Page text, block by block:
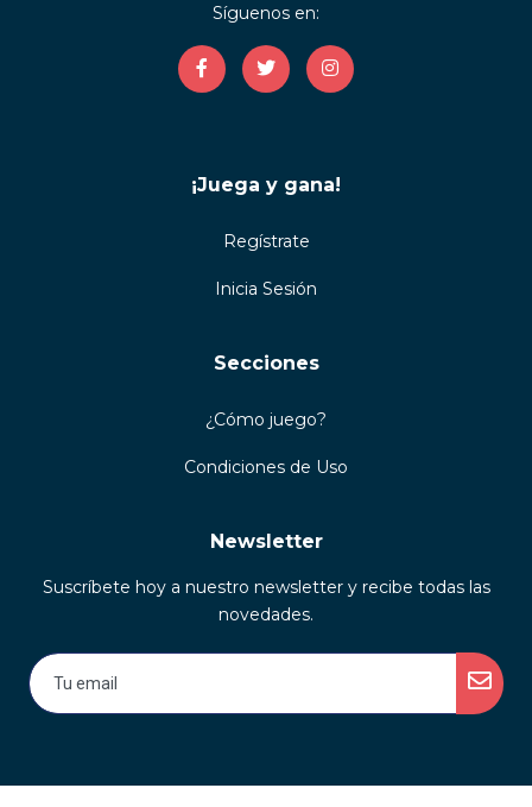
Síguenos en:
¡Juega y gana!
Regístrate
Inicia Sesión
Secciones
¿Cómo juego?
Condiciones de Uso
Newsletter
Suscríbete hoy a nuestro newsletter y recibe todas las
novedades.